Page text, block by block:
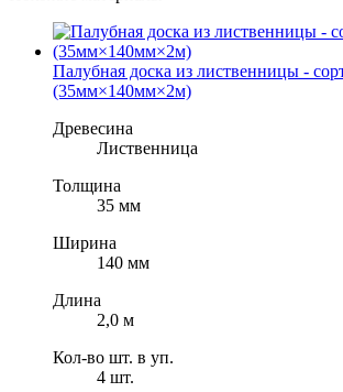
Палубная доска из лиственницы -
(35мм×140мм×2м)
Древесина
Лиственница
Толщина
35 мм
Ширина
140 мм
Длина
2,0 м
Кол-во шт. в уп.
4 шт.